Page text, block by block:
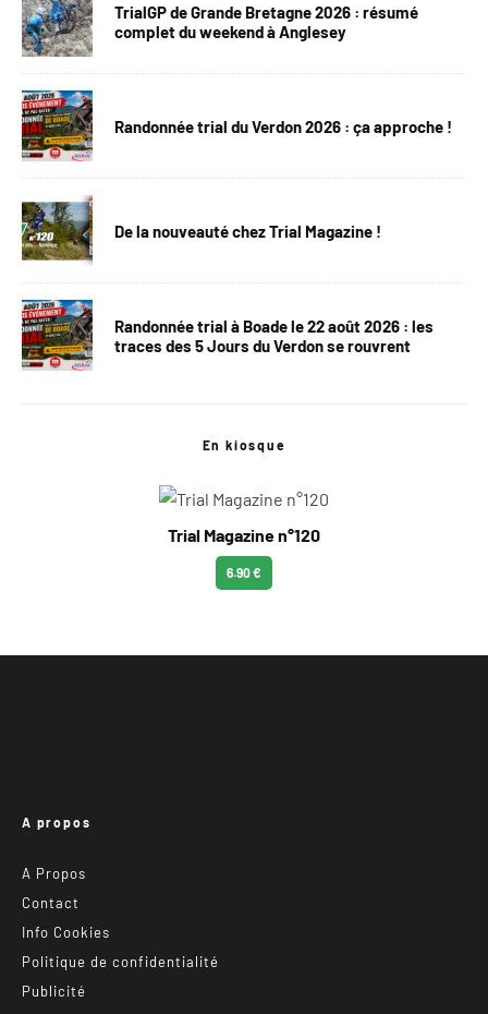
TrialGP de Grande Bretagne 2026 : résumé
complet du weekend à Anglesey
Randonnée trial du Verdon 2026 : ça approche !
De la nouveauté chez Trial Magazine !
Randonnée trial à Boade le 22 août 2026 : les
traces des 5 Jours du Verdon se rouvrent
En kiosque
Trial Magazine n°120
6.90 €
A propos
A Propos
Contact
Info Cookies
Politique de confidentialité
Publicité